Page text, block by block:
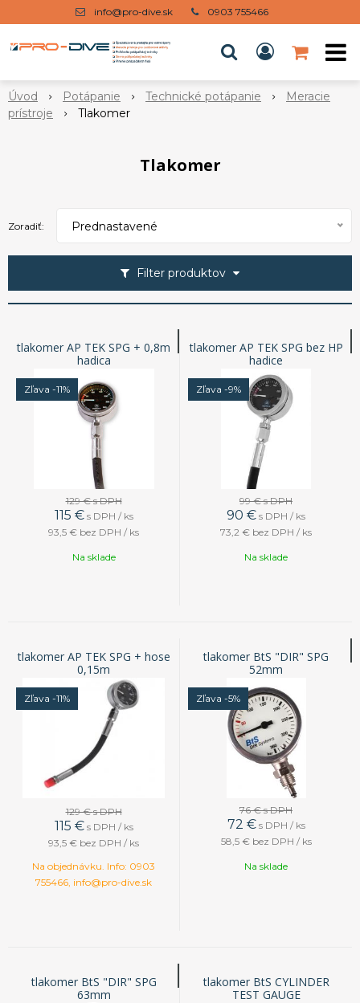
info@pro-dive.sk 0903 755466
Úvod Potápanie Technické potápanie
Meracie
prístroje
Tlakomer
Tlakomer
Filter produktov
Zoradiť: Prednastavené
tlakomer AP TEK SPG + 0,8m
hadica
Zľava -11%
129 €s DPH
115 € s DPH / ks
93,5 € bez DPH / ks
Na sklade
tlakomer AP TEK SPG bez HP
hadice
Zľava -9%
99 €s DPH
90 € s DPH / ks
73,2 € bez DPH / ks
Na sklade
tlakomer AP TEK SPG + hose
0,15m
Zľava -11%
129 €s DPH
115 € s DPH / ks
93,5 € bez DPH / ks
Na objednávku. Info: 0903
755466, info@pro-dive.sk
tlakomer BtS "DIR" SPG
52mm
Zľava -5%
76 €s DPH
72 € s DPH / ks
58,5 € bez DPH / ks
Na sklade
tlakomer BtS "DIR" SPG
63mm
tlakomer BtS CYLINDER
TEST GAUGE